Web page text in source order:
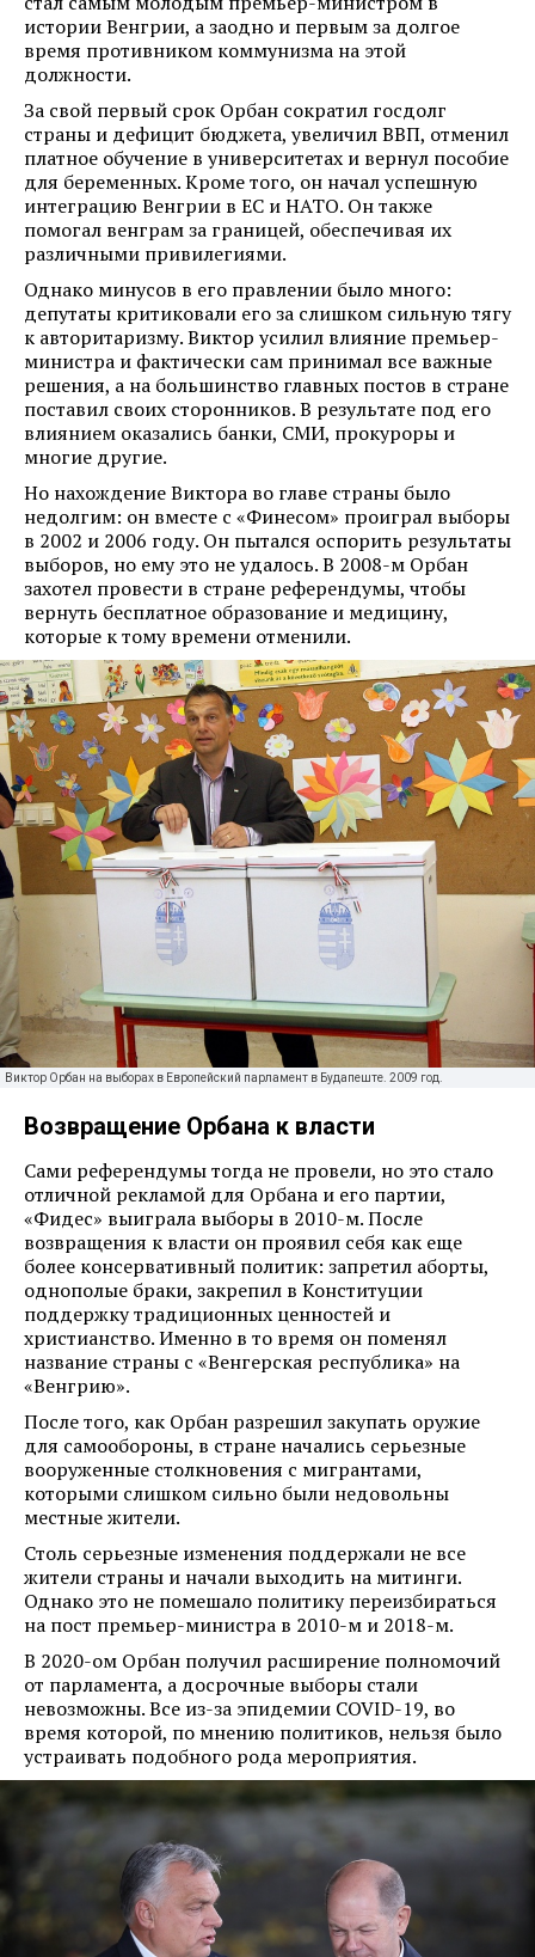
истории Венгрии, а заодно и первым за долгое
время противником коммунизма на этой
должности.
За свой первый срок Орбан сократил госдолг
страны и дефицит бюджета, увеличил ВВП, отменил
платное обучение в университетах и вернул пособие
для беременных. Кроме того, он начал успешную
интеграцию Венгрии в ЕС и НАТО. Он также
помогал венграм за границей, обеспечивая их
различными привилегиями.
Однако минусов в его правлении было много:
депутаты критиковали его за слишком сильную тягу
к авторитаризму. Виктор усилил влияние премьер-
министра и фактически сам принимал все важные
решения, а на большинство главных постов в стране
поставил своих сторонников. В результате под его
влиянием оказались банки, СМИ, прокуроры и
многие другие.
Но нахождение Виктора во главе страны было
недолгим: он вместе с «Финесом» проиграл выборы
в 2002 и 2006 году. Он пытался оспорить результаты
выборов, но ему это не удалось. В 2008-м Орбан
захотел провести в стране референдумы, чтобы
вернуть бесплатное образование и медицину,
которые к тому времени отменили.
Виктор Орбан на выборах в Европейский парламент в Будапеште. 2009 год.
Возвращение Орбана к власти
Сами референдумы тогда не провели, но это стало
отличной рекламой для Орбана и его партии,
«Фидес» выиграла выборы в 2010-м. После
возвращения к власти он проявил себя как еще
более консервативный политик: запретил аборты,
однополые браки, закрепил в Конституции
поддержку традиционных ценностей и
христианство. Именно в то время он поменял
название страны с «Венгерская республика» на
«Венгрию».
После того, как Орбан разрешил закупать оружие
для самообороны, в стране начались серьезные
вооруженные столкновения с мигрантами,
которыми слишком сильно были недовольны
местные жители.
Столь серьезные изменения поддержали не все
жители страны и начали выходить на митинги.
Однако это не помешало политику переизбираться
на пост премьер-министра в 2010-м и 2018-м.
В 2020-ом Орбан получил расширение полномочий
от парламента, а досрочные выборы стали
невозможны. Все из-за эпидемии COVID-19, во
время которой, по мнению политиков, нельзя было
устраивать подобного рода мероприятия.